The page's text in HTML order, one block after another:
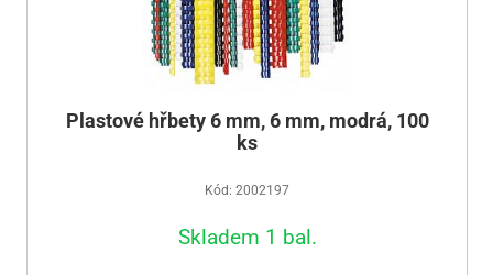
Plastové hřbety 6 mm, 6 mm, modrá, 100
ks
Kód: 2002197
Skladem 1 bal.